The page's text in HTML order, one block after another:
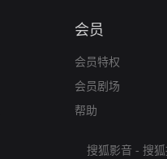
会员
会员特权
会员剧场
帮助
搜狐影音 - 搜